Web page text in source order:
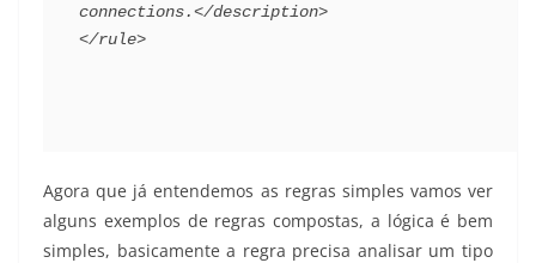
connections.</description>
</rule>
Agora que já entendemos as regras simples vamos ver
alguns exemplos de regras compostas, a lógica é bem
simples, basicamente a regra precisa analisar um tipo